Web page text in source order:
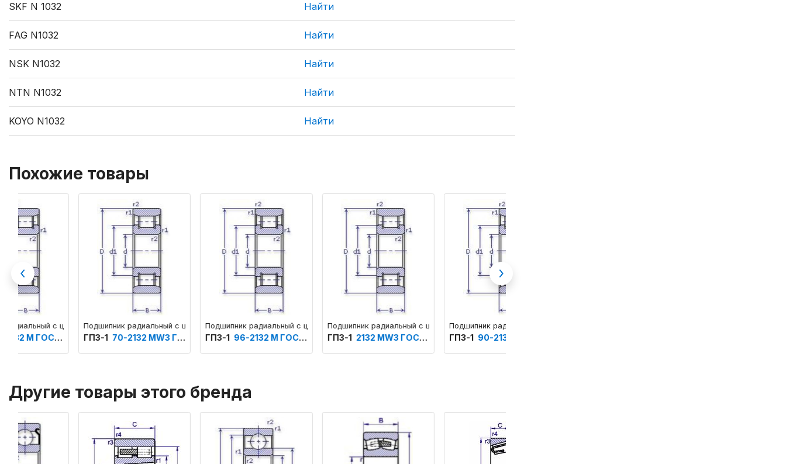
SKF N 1032 Найти
FAG N1032 Найти
NSK N1032 Найти
NTN N1032 Найти
KOYO N1032 Найти
Похожие товары
Подшипник радиальный с цилиндрическими роликами однорядный основного конструктивного исполнения с бортами на внутреннем кольце и без бортов на наружном кольце
ГПЗ-1 70-2132 МW3 ГОСТ 520
Подшипник радиальный с цилиндрическими роликами однорядный основного конструктивного исполнения с бортами на внутреннем кольце и без бортов на наружном
ГПЗ-1 96-2132 М ГОСТ 520
Подшипник радиальный с цилиндрическими роликами однорядный основного конструктивного исполнения с бортами на внутреннем
ГПЗ-1 2132 МW3 ГОСТ 520
Подшипник радиальный с цилиндрическими роликами однорядный основного конструктивного
ГПЗ-1 90-2132 М ТУ 37.006.087
Previous Next
Другие товары этого бренда